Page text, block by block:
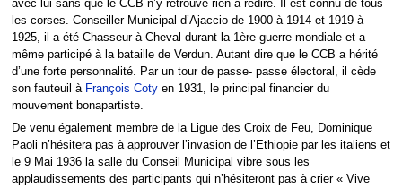
avec lui sans que le CCB n’y retrouve rien à redire. Il est connu de tous
les corses. Conseiller Municipal d’Ajaccio de 1900 à 1914 et 1919 à
1925, il a été Chasseur à Cheval durant la 1ère guerre mondiale et a
même participé à la bataille de Verdun. Autant dire que le CCB a hérité
d’une forte personnalité. Par un tour de passe- passe électoral, il cède
son fauteuil à François Cotyen 1931, le principal financier du
mouvement bonapartiste.
De venu également membre de la Ligue des Croix de Feu, Dominique
Paoli n’hésitera pas à approuver l’invasion de l’Ethiopie par les italiens et
le 9 Mai 1936 la salle du Conseil Municipal vibre sous les
applaudissements des participants qui n’hésiteront pas à crier « Vive